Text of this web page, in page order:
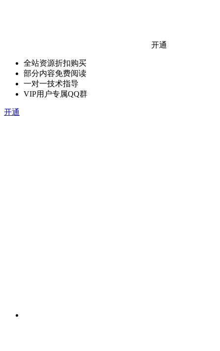
开通
全站资源折扣购买
部分内容免费阅读
一对一技术指导
VIP用户专属QQ群
开通